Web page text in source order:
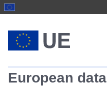
European data